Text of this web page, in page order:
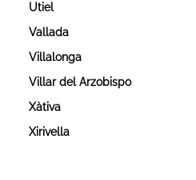
Utiel
Vallada
Villalonga
Villar del Arzobispo
Xàtiva
Xirivella